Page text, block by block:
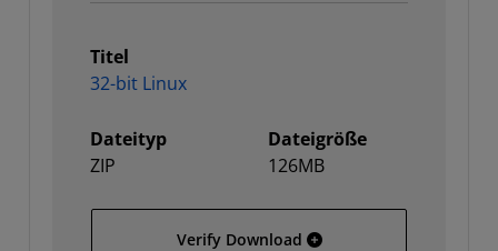
Titel
32-bit Linux
Dateityp
ZIP
Dateigröße
126MB
Verify Download 32-bit Linux